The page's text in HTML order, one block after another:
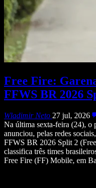
Free Fire:
FFWS BR 2026
Wladimir Neto 27 jul, 2026
Na última sexta-feira (24), o
anunciou, pelas redes
FFWS BR 2026 Split 2
classifica três times
Free Fire (FF) Mobile, em